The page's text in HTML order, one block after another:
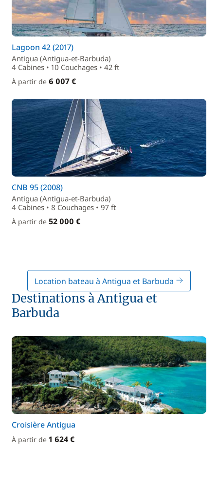
Lagoon 42 (2017)
Antigua (Antigua-et-Barbuda)
4 Cabines • 10 Couchages • 42 ft
À partir de 6 007 €
CNB 95 (2008)
Antigua (Antigua-et-Barbuda)
4 Cabines • 8 Couchages • 97 ft
À partir de 52 000 €
Location bateau à Antigua et Barbuda
Destinations à Antigua et
Barbuda
Croisière Antigua
À partir de 1 624 €